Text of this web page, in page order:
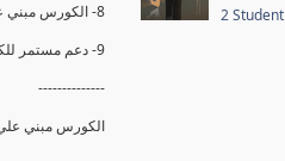
8- الكورس مبني علي خبره عمليه .
9- دعم مستمر للكورس.
--------------
الكورس مبني علي
2 Student